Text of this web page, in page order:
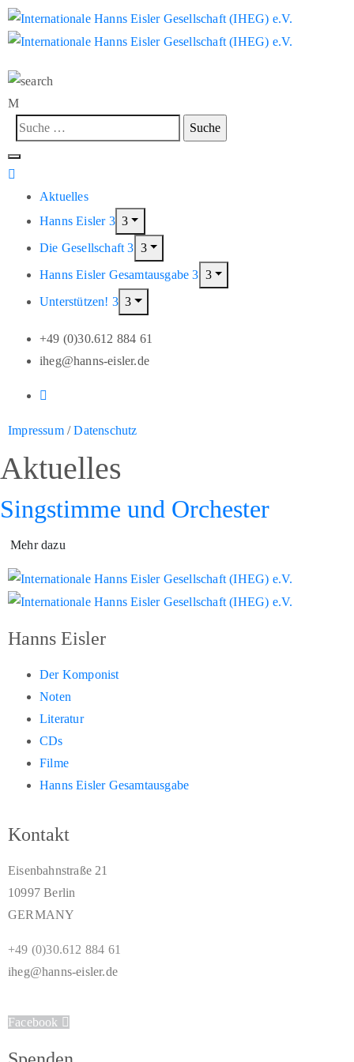
Aktuelles
Hanns Eisler
Die Gesellschaft
Hanns Eisler Gesamtausgabe
Unterstützen!
+49 (0)30.612 884 61
iheg@hanns-eisler.de
Impressum/Datenschutz
Aktuelles
Singstimme und Orchester
Mehr dazu
Hanns Eisler
Der Komponist
Noten
Literatur
CDs
Filme
Hanns Eisler Gesamtausgabe
Kontakt
Eisenbahnstraße 21
10997 Berlin
GERMANY
+49 (0)30.612 884 61
iheg@hanns-eisler.de
Facebook